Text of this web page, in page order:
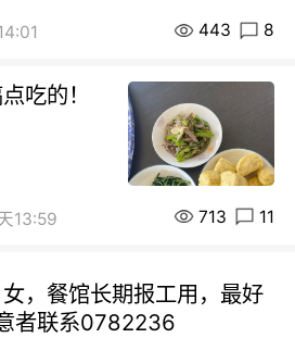
443 8
吃的！
13:59 713 11
，餐馆长期报工用，最好
者联系0782236